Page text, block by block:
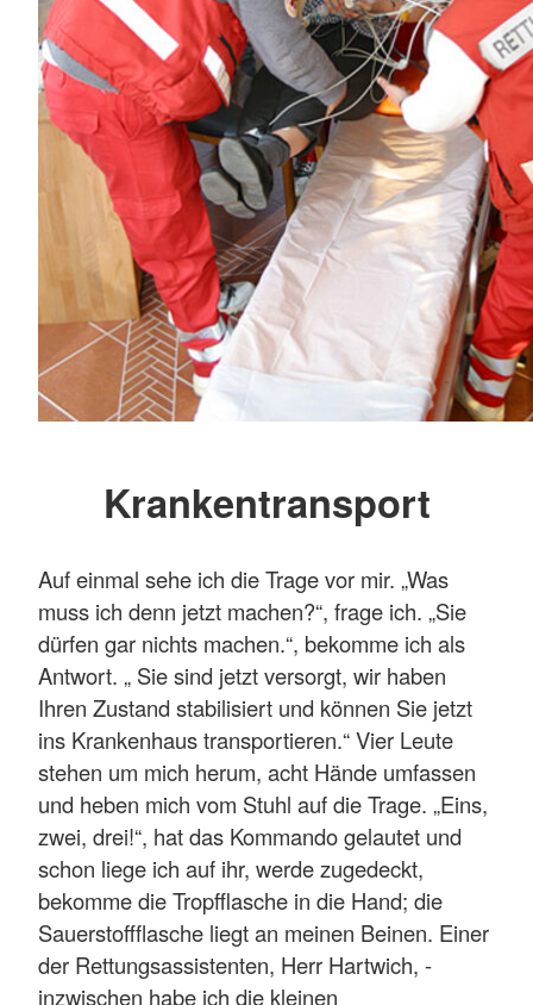
Krankentransport
Auf einmal sehe ich die Trage vor mir. „Was
muss ich denn jetzt machen?“, frage ich. „Sie
dürfen gar nichts machen.“, bekomme ich als
Antwort. „ Sie sind jetzt versorgt, wir haben
Ihren Zustand stabilisiert und können Sie jetzt
ins Krankenhaus transportieren.“ Vier Leute
stehen um mich herum, acht Hände umfassen
und heben mich vom Stuhl auf die Trage. „Eins,
zwei, drei!“, hat das Kommando gelautet und
schon liege ich auf ihr, werde zugedeckt,
bekomme die Tropfflasche in die Hand; die
Sauerstoffflasche liegt an meinen Beinen. Einer
der Rettungsassistenten, Herr Hartwich, -
inzwischen habe ich die kleinen